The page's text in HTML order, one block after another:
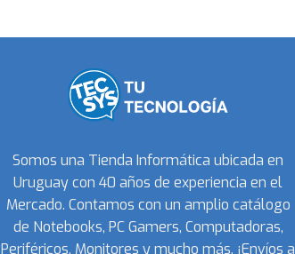
Somos una Tienda Informática ubicada en
Uruguay con 40 años de experiencia en el
Mercado. Contamos con un amplio catálogo
de Notebooks, PC Gamers, Computadoras,
Periféricos, Monitores y mucho más. ¡Envíos a